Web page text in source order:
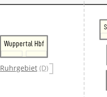
Wuppertal Hbf
Ruhrgebiet (D)